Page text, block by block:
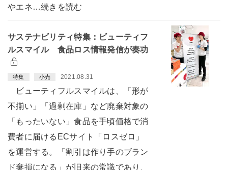
やエネ…続きを読む
サステナビリティ特集：ビューティフ
ルスマイル 食品ロス情報発信が奏功
特集 小売 2021.08.31
ビューティフルスマイルは、「形が
不揃い」「過剰在庫」など廃棄対象の
「もったいない」食品を手頃価格で消
費者に届けるECサイト「ロスゼロ」
を運営する。「割引は作り手のブラン
ド棄損になる」が旧来の常識であり、